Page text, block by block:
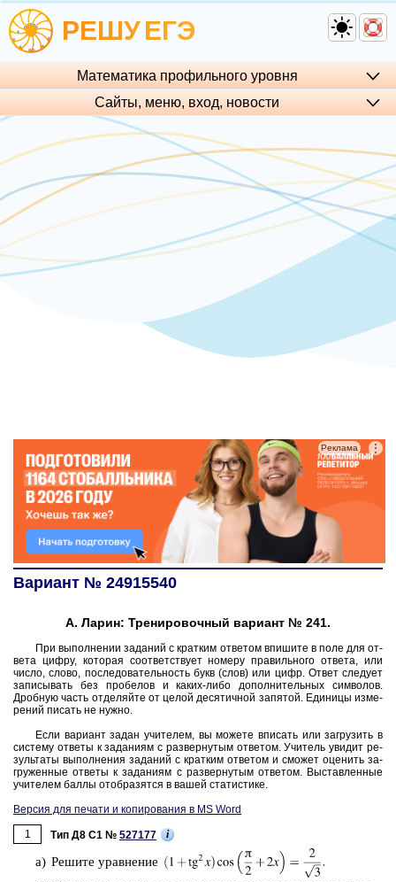
РЕШУЕГЭ
Математика профильного уровня
Сайты, меню, вход, но­во­сти
⋮
Реклама
Вариант № 24915540
А. Ларин: Тренировочный вариант № 241.
При вы­пол­не­нии за­да­ний с крат­ким от­ве­том впи­ши­те в поле для от­
ве­та цифру, ко­то­рая со­от­вет­ству­ет но­ме­ру пра­виль­но­го от­ве­та, или
число, слово, по­сле­до­ва­тель­ность букв (слов) или цифр. Ответ сле­ду­ет
за­пи­сы­вать без про­бе­лов и каких-либо до­пол­ни­тель­ных сим­во­лов.
Дроб­ную часть от­де­ляй­те от целой де­ся­тич­ной за­пя­той. Еди­ни­цы из­ме­
ре­ний пи­сать не нужно.
Если ва­ри­ант задан учи­те­лем, вы мо­же­те впи­сать или за­гру­зить в
си­сте­му от­ве­ты к за­да­ни­ям с раз­вер­ну­тым от­ве­том. Учи­тель уви­дит ре­
зуль­та­ты вы­пол­не­ния за­да­ний с крат­ким от­ве­том и смо­жет оце­нить за­
гру­жен­ные от­ве­ты к за­да­ни­ям с раз­вер­ну­тым от­ве­том. Вы­став­лен­ные
учи­те­лем баллы отоб­ра­зят­ся в вашей ста­ти­сти­ке.
Версия для печати и копирования в MS Word
1
Тип Д8 C1 № 527177 i
а) Ре­ши­те урав­не­ние